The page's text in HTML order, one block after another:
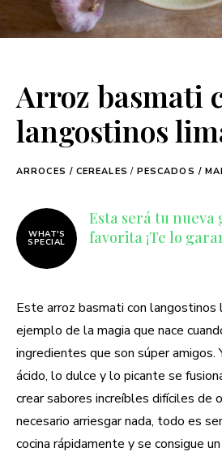
Arroz basmati
langostinos
ARROCES / CEREALES / PESCADOS /
WHAT'S
SPECIAL
Esta será tu nueva
favorita ¡Te lo
Este arroz basmati con langostinos
ejemplo de la magia que nace
ingredientes que son súper amigos.
ácido, lo dulce y lo picante se
crear sabores increíbles difíciles de
necesario arriesgar nada, todo es
cocina rápidamente y se consigue